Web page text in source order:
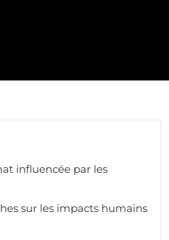
influencée par les
sur les impacts humains